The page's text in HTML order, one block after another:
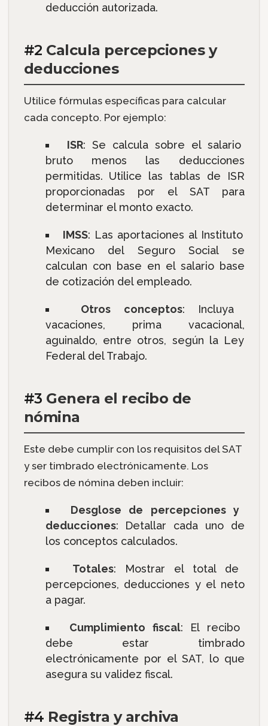
deducción autorizada.
#2 Calcula percepciones y
deducciones
Utilice fórmulas específicas para calcular
cada concepto. Por ejemplo:
ISR: Se calcula sobre el salario
bruto menos las deducciones
permitidas. Utilice las tablas de ISR
proporcionadas por el SAT para
determinar el monto exacto.
IMSS: Las aportaciones al Instituto
Mexicano del Seguro Social se
calculan con base en el salario base
de cotización del empleado.
Otros conceptos: Incluya
vacaciones, prima vacacional,
aguinaldo, entre otros, según la Ley
Federal del Trabajo.
#3 Genera el recibo de
nómina
Este debe cumplir con los requisitos del SAT
y ser timbrado electrónicamente. Los
recibos de nómina deben incluir:
Desglose de percepciones y
deducciones: Detallar cada uno de
los conceptos calculados.
Totales: Mostrar el total de
percepciones, deducciones y el neto
a pagar.
Cumplimiento fiscal: El recibo
debe estar timbrado
electrónicamente por el SAT, lo que
asegura su validez fiscal.
#4 Registra y archiva